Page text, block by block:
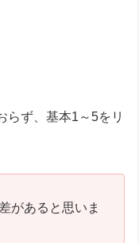
らず、基本1～5をリ
があると思いま